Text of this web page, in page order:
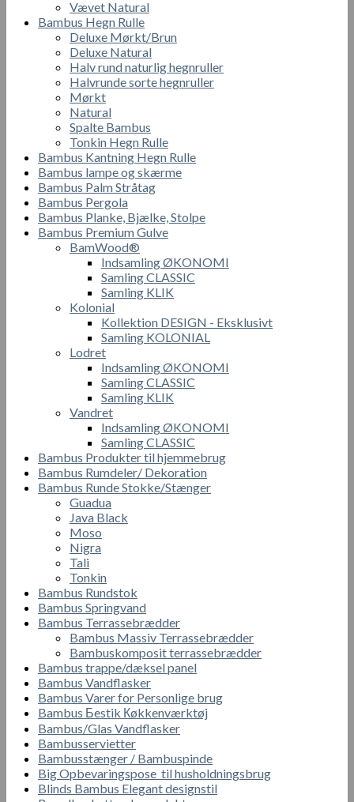
Vævet Natural
Bambus Hegn Rulle
Deluxe Mørkt/Brun
Deluxe Natural
Halv rund naturlig hegnruller
Halvrunde sorte hegnruller
Mørkt
Natural
Spalte Bambus
Tonkin Hegn Rulle
Bambus Kantning Hegn Rulle
Bambus lampe og skærme
Bambus Palm Stråtag
Bambus Pergola
Bambus Planke, Bjælke, Stolpe
Bambus Premium Gulve
BamWood®
Indsamling ØKONOMI
Samling CLASSIC
Samling KLIK
Kolonial
Kollektion DESIGN - Eksklusivt
Samling KOLONIAL
Lodret
Indsamling ØKONOMI
Samling CLASSIC
Samling KLIK
Vandret
Indsamling ØKONOMI
Samling CLASSIC
Bambus Produkter til hjemmebrug
Bambus Rumdeler/ Dekoration
Bambus Runde Stokke/Stænger
Guadua
Java Black
Moso
Nigra
Tali
Tonkin
Bambus Rundstok
Bambus Springvand
Bambus Terrassebrædder
Bambus Massiv Terrassebrædder
Bambuskomposit terrassebrædder
Bambus trappe/dæksel panel
Bambus Vandflasker
Bambus Varer for Personlige brug
Bambus Бestik Кøkkenværktøj
Bambus/Glas Vandflasker
Bambusservietter
Bambusstænger / Bambuspinde
Big Opbevaringspose til husholdningsbrug
Blinds Bambus Elegant designstil